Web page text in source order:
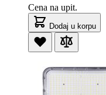
Cena na upit.
Dodaj u korpu